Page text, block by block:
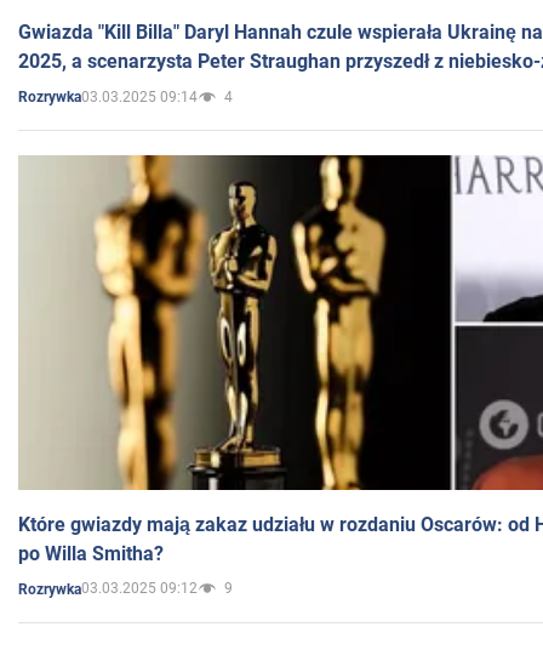
Gwiazda "Kill Billa" Daryl Hannah czule wspierała Ukrainę
2025, a scenarzysta Peter Straughan przyszedł z
Rozrywka03.03.2025 09:14 4
Które gwiazdy mają zakaz udziału w rozdaniu Oscarów: od
po Willa Smitha?
Rozrywka03.03.2025 09:12 9